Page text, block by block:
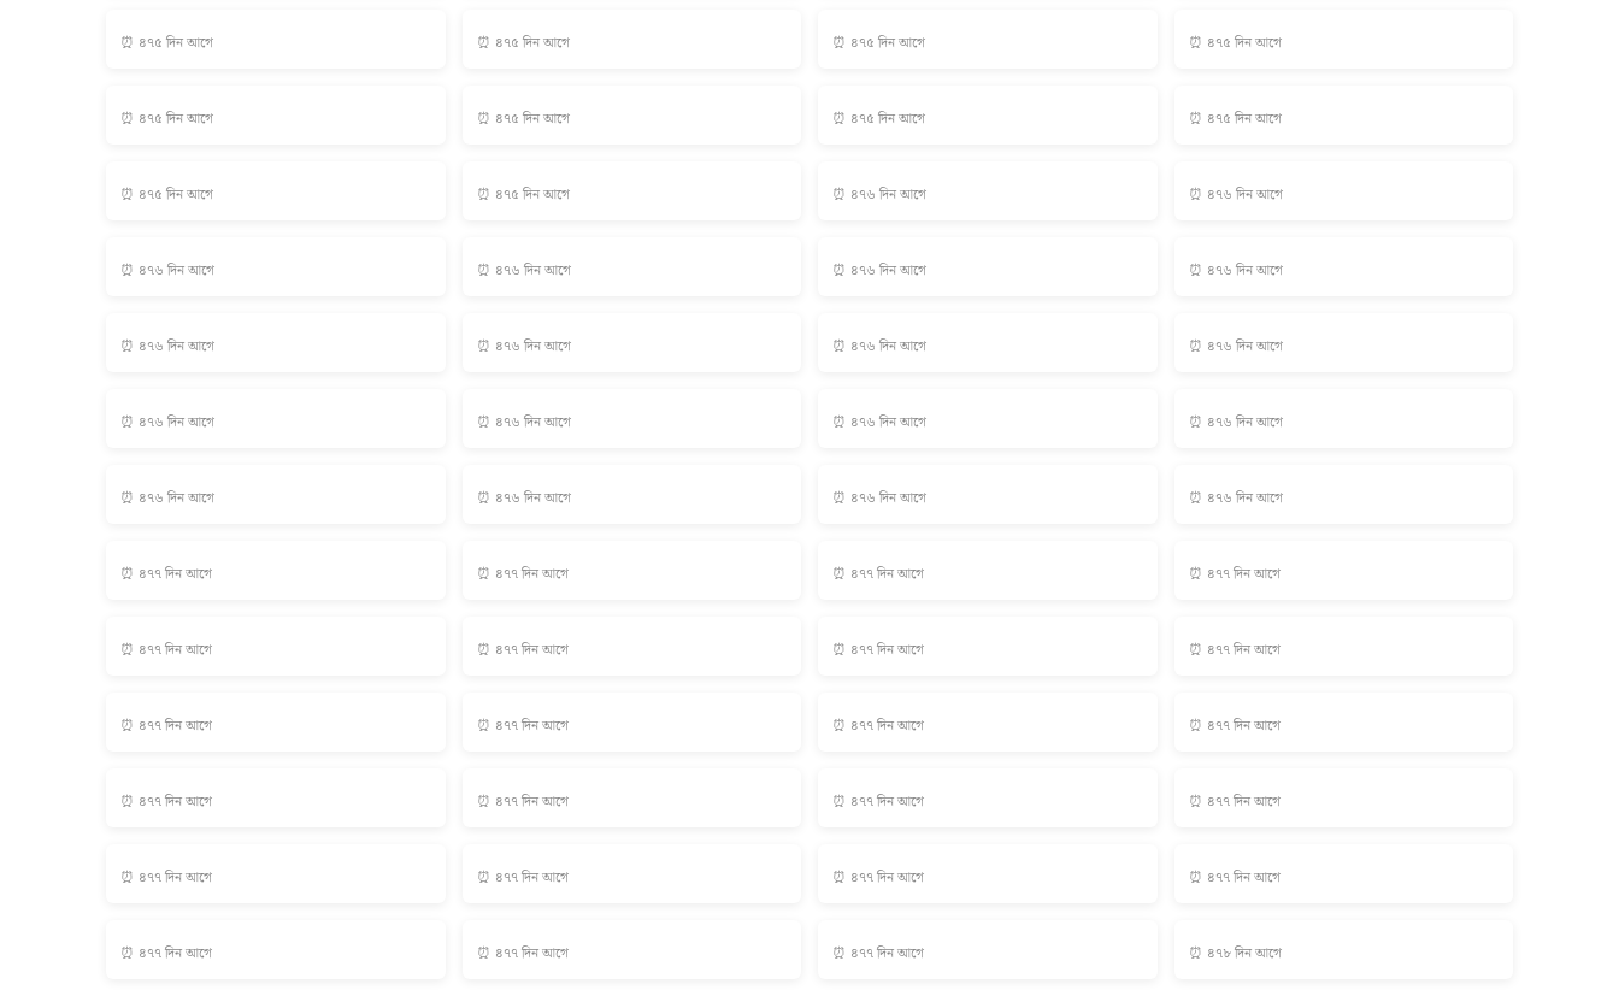
⏰ ৪৭৫ দিন আগে ⏰ ৪৭৫ দিন আগে ⏰ ৪৭৫ দিন আগে ⏰ ৪৭৫ দিন আগে
⏰ ৪৭৫ দিন আগে ⏰ ৪৭৫ দিন আগে ⏰ ৪৭৫ দিন আগে ⏰ ৪৭৫ দিন আগে
⏰ ৪৭৫ দিন আগে ⏰ ৪৭৫ দিন আগে ⏰ ৪৭৬ দিন আগে ⏰ ৪৭৬ দিন আগে
⏰ ৪৭৬ দিন আগে ⏰ ৪৭৬ দিন আগে ⏰ ৪৭৬ দিন আগে ⏰ ৪৭৬ দিন আগে
⏰ ৪৭৬ দিন আগে ⏰ ৪৭৬ দিন আগে ⏰ ৪৭৬ দিন আগে ⏰ ৪৭৬ দিন আগে
⏰ ৪৭৬ দিন আগে ⏰ ৪৭৬ দিন আগে ⏰ ৪৭৬ দিন আগে ⏰ ৪৭৬ দিন আগে
⏰ ৪৭৬ দিন আগে ⏰ ৪৭৬ দিন আগে ⏰ ৪৭৬ দিন আগে ⏰ ৪৭৬ দিন আগে
⏰ ৪৭৭ দিন আগে ⏰ ৪৭৭ দিন আগে ⏰ ৪৭৭ দিন আগে ⏰ ৪৭৭ দিন আগে
⏰ ৪৭৭ দিন আগে ⏰ ৪৭৭ দিন আগে ⏰ ৪৭৭ দিন আগে ⏰ ৪৭৭ দিন আগে
⏰ ৪৭৭ দিন আগে ⏰ ৪৭৭ দিন আগে ⏰ ৪৭৭ দিন আগে ⏰ ৪৭৭ দিন আগে
⏰ ৪৭৭ দিন আগে ⏰ ৪৭৭ দিন আগে ⏰ ৪৭৭ দিন আগে ⏰ ৪৭৭ দিন আগে
⏰ ৪৭৭ দিন আগে ⏰ ৪৭৭ দিন আগে ⏰ ৪৭৭ দিন আগে ⏰ ৪৭৭ দিন আগে
⏰ ৪৭৭ দিন আগে ⏰ ৪৭৭ দিন আগে ⏰ ৪৭৭ দিন আগে ⏰ ৪৭৮ দিন আগে